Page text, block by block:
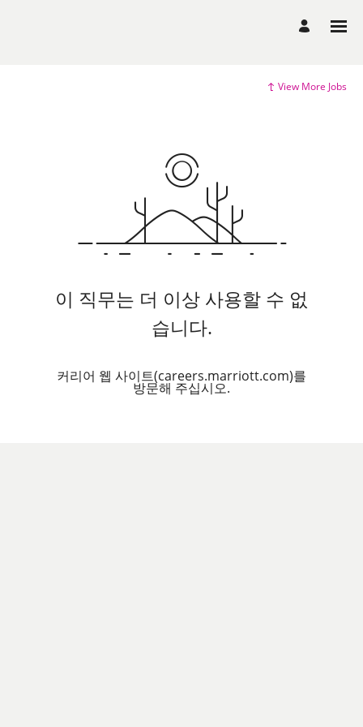
View More Jobs
이 직무는 더 이상 사용할 수 없
습니다.
커리어 웹 사이트(careers.marriott.com)를
방문해 주십시오.